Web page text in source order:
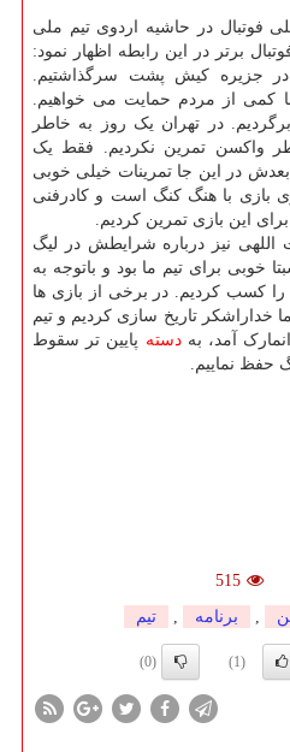
ملی فوتبال در حاشیه اردوی تیم ملی
برتر در این رابطه اظهار نمود:
جزیره کیش پشت سرگذاشتیم.
از مردم حمایت می خواهیم.
در تهران یک روز به خاطر
واکسن تمرین نکردیم. فقط یک
بعدش در این جا تمرینات خیلی خوبی
بازی با هنگ کنگ است و کادرفنی
این بازی تمرین کردیم.
نیز درباره شرایطش در لیگ
خوبی برای تیم ما بود و باتوجه به
را کسب کردیم. در برخی از بازی ها
خداراشکر تاریخ سازی کردیم و تیم
آمد، بهدسته پایین تر سقوط
حفظ نماییم.
515
, برنامه , تیم
(1)
(0)